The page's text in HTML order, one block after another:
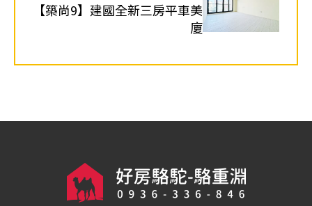
【築尚9】建國全新三房平車美
廈